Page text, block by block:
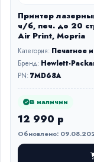
Принтер
ч/б, печ. до 20
Air Print, Mopria
Категория: Печатное
Бренд: Hewlett-
PN:7MD68A
В наличии
12 990 р
Обновлено: